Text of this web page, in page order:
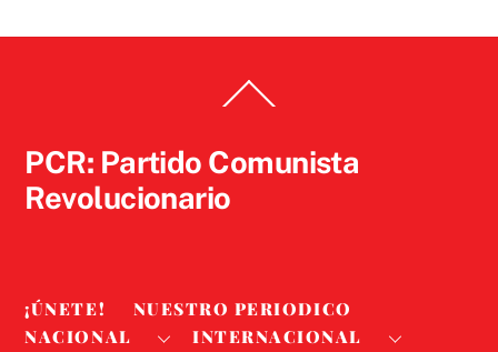
To
PCR: Partido Comunista
Revolucionario
¡ÚNETE!
NUESTRO PERIODICO
NACIONAL
INTERNACIONAL